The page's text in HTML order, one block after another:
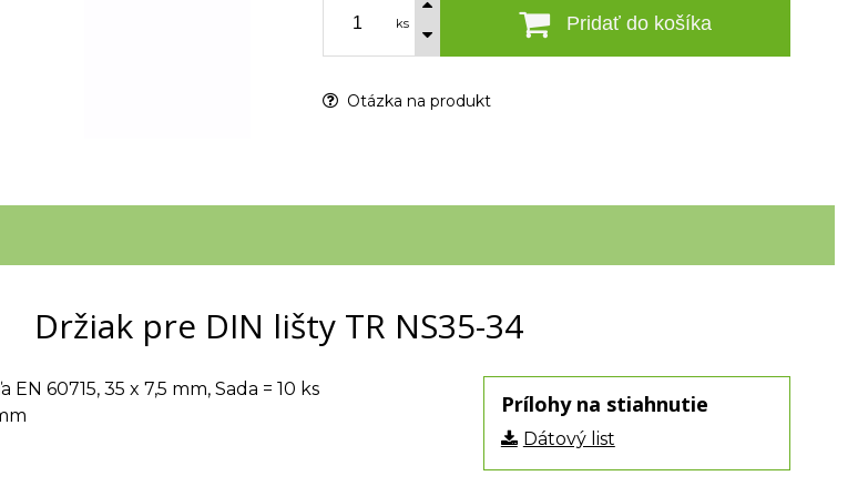
ks Pridať do košíka
Otázka na produkt
Držiak pre DIN lišty TR NS35-34
Prílohy na stiahnutie
Dátový list
60715, 35 x 7,5 mm, Sada = 10 ks